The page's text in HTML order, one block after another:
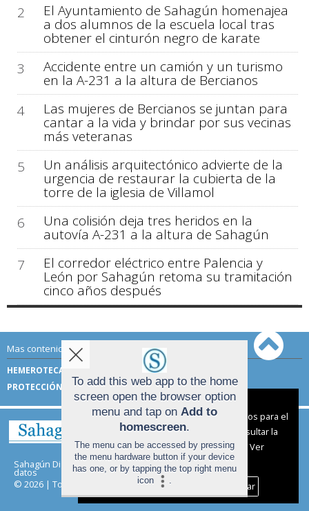
2
El Ayuntamiento de Sahagún homenajea
a dos alumnos de la escuela local tras
obtener el cinturón negro de karate
3
Accidente entre un camión y un turismo
en la A-231 a la altura de Bercianos
4
Las mujeres de Bercianos se juntan para
cantar a la vida y brindar por sus vecinas
más veteranas
5
Un análisis arquitectónico advierte de la
urgencia de restaurar la cubierta de la
torre de la iglesia de Villamol
6
Una colisión deja tres heridos en la
autovía A-231 a la altura de Sahagún
7
El corredor eléctrico entre Palencia y
León por Sahagún retoma su tramitación
cinco años después
Mas contenido de Sahagún Digital:
HEMEROTECA
TÉRMINOS DE USO
PROTECCIÓN DE DATOS
Sahagún Digital | Términos de uso|Protección de
datos
© 2026 | Todos los derechos reservados
Aviso sobre el Uso de cookies:
Utilizamos cookies nuestras y de terceros para el
funcionamiento del digital. Puedes consultar la
lista de cookies y como desconectarlas.
Ver
nuestra Política de Privacidad y Cookies
Aceptar Cookies
Personalizar
To add this web app to the home
screen open the browser option
menu and tap on Add to
homescreen.
The menu can be accessed by pressing
the menu hardware button if your device
has one, or by tapping the top right menu
icon
.